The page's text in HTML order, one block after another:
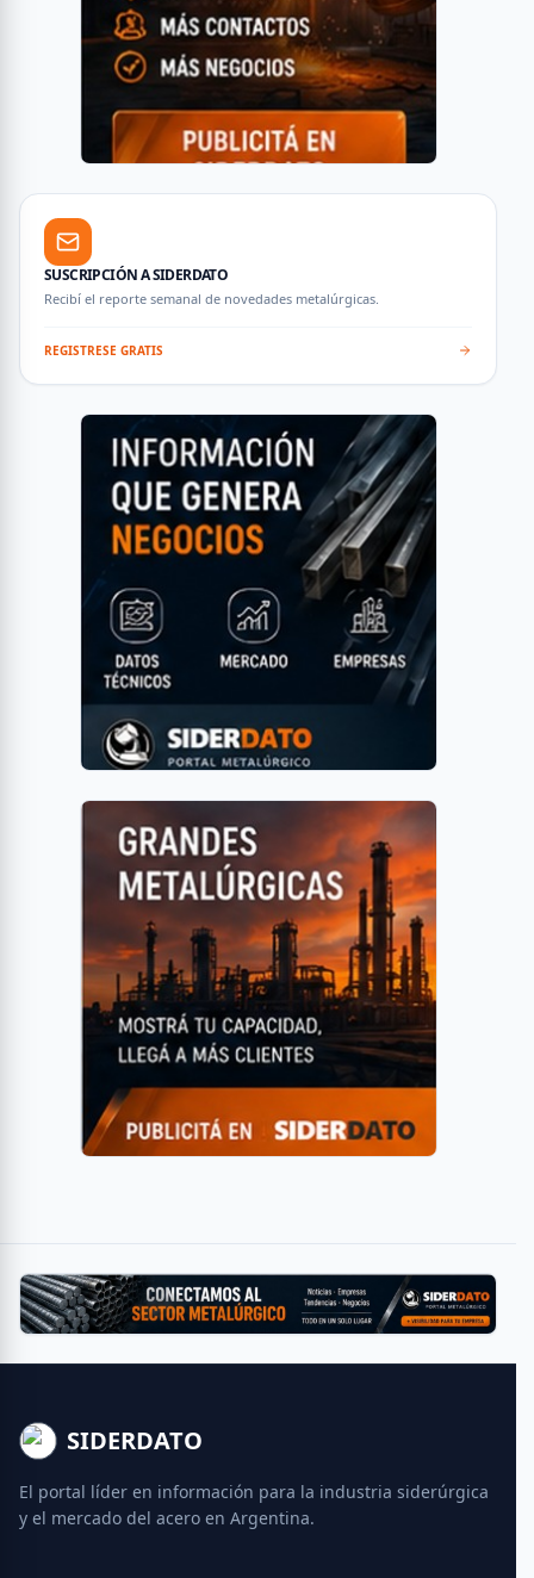
SUSCRIPCIÓN A SIDERDATO
Recibí el reporte semanal de novedades metalúrgicas.
REGISTRESE GRATIS
SIDERDATO
El portal líder en información para la industria siderúrgica
y el mercado del acero en Argentina.